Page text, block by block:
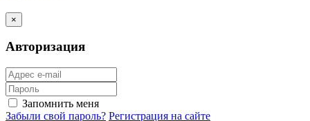
×
Авторизация
Запомнить меня
Забыли свой пароль? Регистрация на сайте